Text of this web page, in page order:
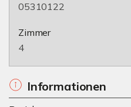
05310122
Zimmer
4
Informationen